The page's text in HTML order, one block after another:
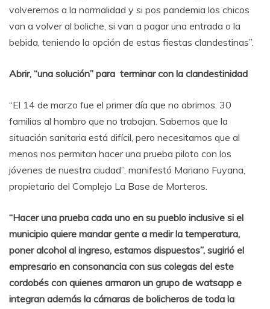
volveremos a la normalidad y si pos pandemia los chicos
van a volver al boliche, si van a pagar una entrada o la
bebida, teniendo la opción de estas fiestas clandestinas”.
Abrir, “una solución” para terminar con la clandestinidad
“El 14 de marzo fue el primer día que no abrimos. 30
familias al hombro que no trabajan. Sabemos que la
situación sanitaria está difícil, pero necesitamos que al
menos nos permitan hacer una prueba piloto con los
jóvenes de nuestra ciudad”, manifestó Mariano Fuyana,
propietario del Complejo La Base de Morteros.
“Hacer una prueba cada uno en su pueblo inclusive si el
municipio quiere mandar gente a medir la temperatura,
poner alcohol al ingreso, estamos dispuestos”, sugirió el
empresario en consonancia con sus colegas del este
cordobés con quienes armaron un grupo de watsapp e
integran además la cámaras de bolicheros de toda la